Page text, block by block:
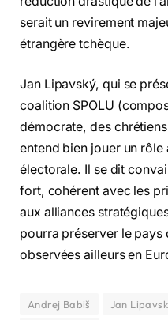
serait un revirement
étrangère tchèque.
Jan Lipavský, qui se
coalition SPOLU
démocrate, des
entend bien jouer un
électorale. Il se dit
fort, cohérent avec les
aux alliances
pourra préserver le pays
observées ailleurs en
Andrej Babiš Jan